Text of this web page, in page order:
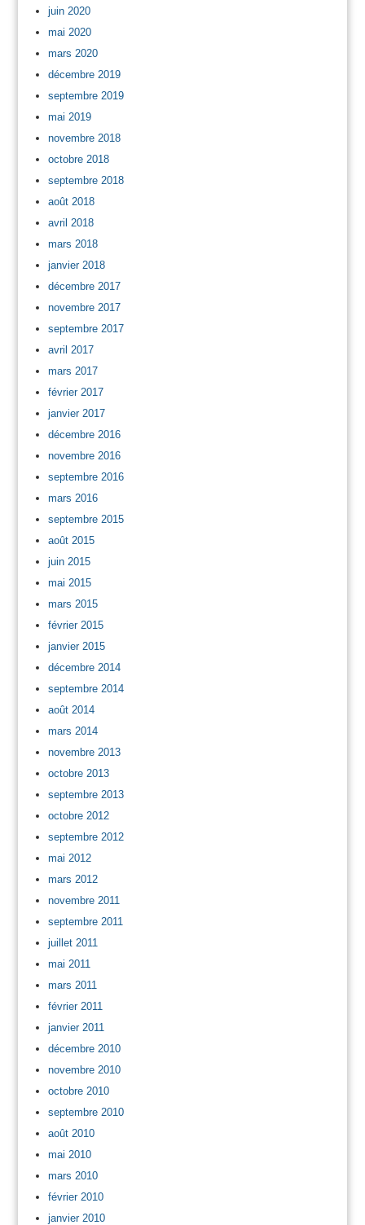
juin 2020
mai 2020
mars 2020
décembre 2019
septembre 2019
mai 2019
novembre 2018
octobre 2018
septembre 2018
août 2018
avril 2018
mars 2018
janvier 2018
décembre 2017
novembre 2017
septembre 2017
avril 2017
mars 2017
février 2017
janvier 2017
décembre 2016
novembre 2016
septembre 2016
mars 2016
septembre 2015
août 2015
juin 2015
mai 2015
mars 2015
février 2015
janvier 2015
décembre 2014
septembre 2014
août 2014
mars 2014
novembre 2013
octobre 2013
septembre 2013
octobre 2012
septembre 2012
mai 2012
mars 2012
novembre 2011
septembre 2011
juillet 2011
mai 2011
mars 2011
février 2011
janvier 2011
décembre 2010
novembre 2010
octobre 2010
septembre 2010
août 2010
mai 2010
mars 2010
février 2010
janvier 2010